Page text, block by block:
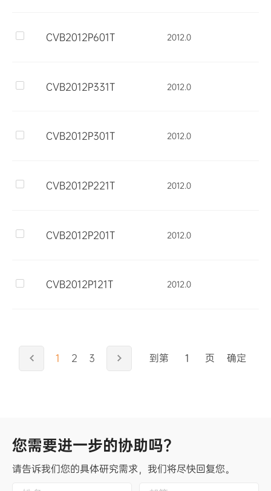
CVB2012P601T 2012.0
CVB2012P331T 2012.0
CVB2012P301T 2012.0
CVB2012P221T 2012.0
CVB2012P201T 2012.0
CVB2012P121T 2012.0
1 2 3 到第 页 确定
您需要进一步的协助吗？
请告诉我们您的具体研究需求，我们将尽快回复您。